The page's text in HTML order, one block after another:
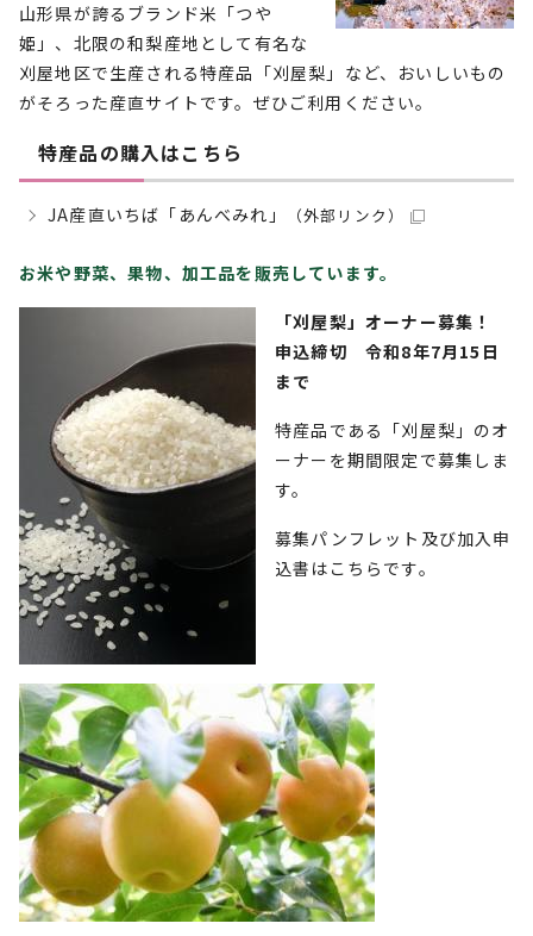
山形県が誇るブランド米「つや
姫」、北限の和梨産地として有名な
刈屋地区で生産される特産品「刈屋梨」など、おいしいもの
がそろった産直サイトです。ぜひご利用ください。
特産品の購入はこちら
JA産直いちば「あんべみれ」 （外部リンク）
お米や野菜、果物、加工品を販売しています。
「刈屋梨」オーナー募集！
申込締切 令和8年7月15日
まで
特産品である「刈屋梨」のオ
ーナーを期間限定で募集しま
す。
募集パンフレット及び加入申
込書はこちらです。